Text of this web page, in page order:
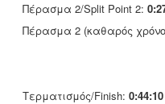
Πέρασμα 2/Split Point 2:
Πέρασμα 2 (καθαρός
Τερματισμός/Finish: 0:44:10